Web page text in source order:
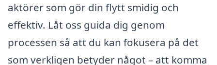
aktörer som gör din flytt smidig och
effektiv. Låt oss guida dig genom
processen så att du kan fokusera på det
som verkligen betyder något – att komma